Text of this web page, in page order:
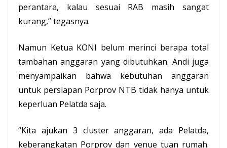
perantara, kalau sesuai RAB masih sangat
kurang,” tegasnya.
Namun Ketua KONI belum merinci berapa total
tambahan anggaran yang dibutuhkan. Andi juga
menyampaikan bahwa kebutuhan anggaran
untuk persiapan Porprov NTB tidak hanya untuk
keperluan Pelatda saja.
“Kita ajukan 3 cluster anggaran, ada Pelatda,
keberangkatan Porprov dan venue tuan rumah.